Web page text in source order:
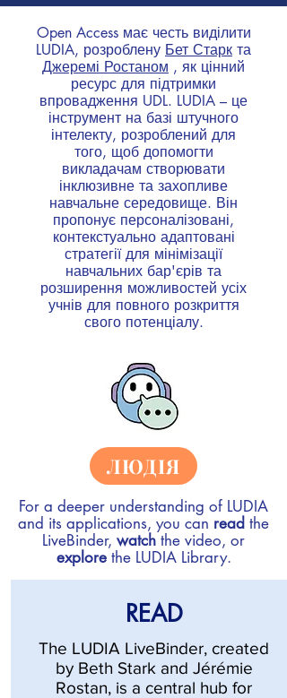
Open Access має честь виділити
LUDIA, розроблену Бет Старк та
Джеремі Ростаном , як цінний
ресурс для підтримки
впровадження UDL. LUDIA – це
інструмент на базі штучного
інтелекту, розроблений для
того, щоб допомогти
викладачам створювати
інклюзивне та захопливе
навчальне середовище. Він
пропонує персоналізовані,
контекстуально адаптовані
стратегії для мінімізації
навчальних бар'єрів та
розширення можливостей усіх
учнів для повного розкриття
свого потенціалу.
ЛЮДІЯ
For a deeper understanding of LUDIA
and its applications, you can read the
LiveBinder, watch the video, or
explorethe LUDIA Library.
READ
The LUDIA LiveBinder, created
by Beth Stark and Jérémie
Rostan, is a central hub for